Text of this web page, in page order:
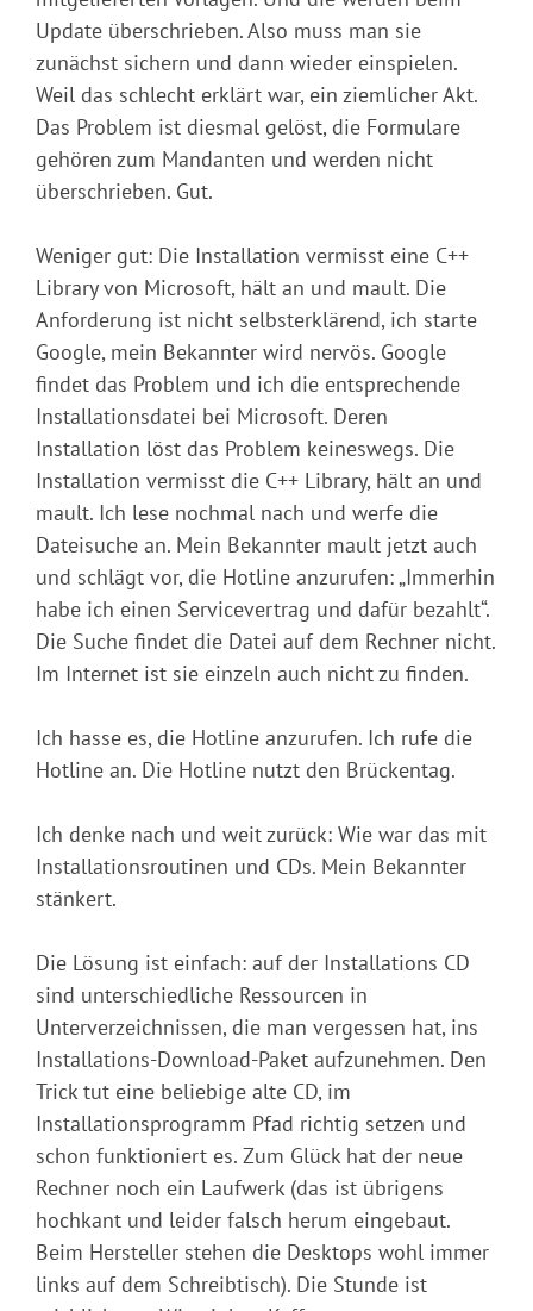
Update überschrieben. Also muss man sie
zunächst sichern und dann wieder einspielen.
Weil das schlecht erklärt war, ein ziemlicher Akt.
Das Problem ist diesmal gelöst, die Formulare
gehören zum Mandanten und werden nicht
überschrieben. Gut.
Weniger gut: Die Installation vermisst eine C++
Library von Microsoft, hält an und mault. Die
Anforderung ist nicht selbsterklärend, ich starte
Google, mein Bekannter wird nervös. Google
findet das Problem und ich die entsprechende
Installationsdatei bei Microsoft. Deren
Installation löst das Problem keineswegs. Die
Installation vermisst die C++ Library, hält an und
mault. Ich lese nochmal nach und werfe die
Dateisuche an. Mein Bekannter mault jetzt auch
und schlägt vor, die Hotline anzurufen: „Immerhin
habe ich einen Servicevertrag und dafür bezahlt“.
Die Suche findet die Datei auf dem Rechner nicht.
Im Internet ist sie einzeln auch nicht zu finden.
Ich hasse es, die Hotline anzurufen. Ich rufe die
Hotline an. Die Hotline nutzt den Brückentag.
Ich denke nach und weit zurück: Wie war das mit
Installationsroutinen und CDs. Mein Bekannter
stänkert.
Die Lösung ist einfach: auf der Installations CD
sind unterschiedliche Ressourcen in
Unterverzeichnissen, die man vergessen hat, ins
Installations-Download-Paket aufzunehmen. Den
Trick tut eine beliebige alte CD, im
Installationsprogramm Pfad richtig setzen und
schon funktioniert es. Zum Glück hat der neue
Rechner noch ein Laufwerk (das ist übrigens
hochkant und leider falsch herum eingebaut.
Beim Hersteller stehen die Desktops wohl immer
links auf dem Schreibtisch). Die Stunde ist